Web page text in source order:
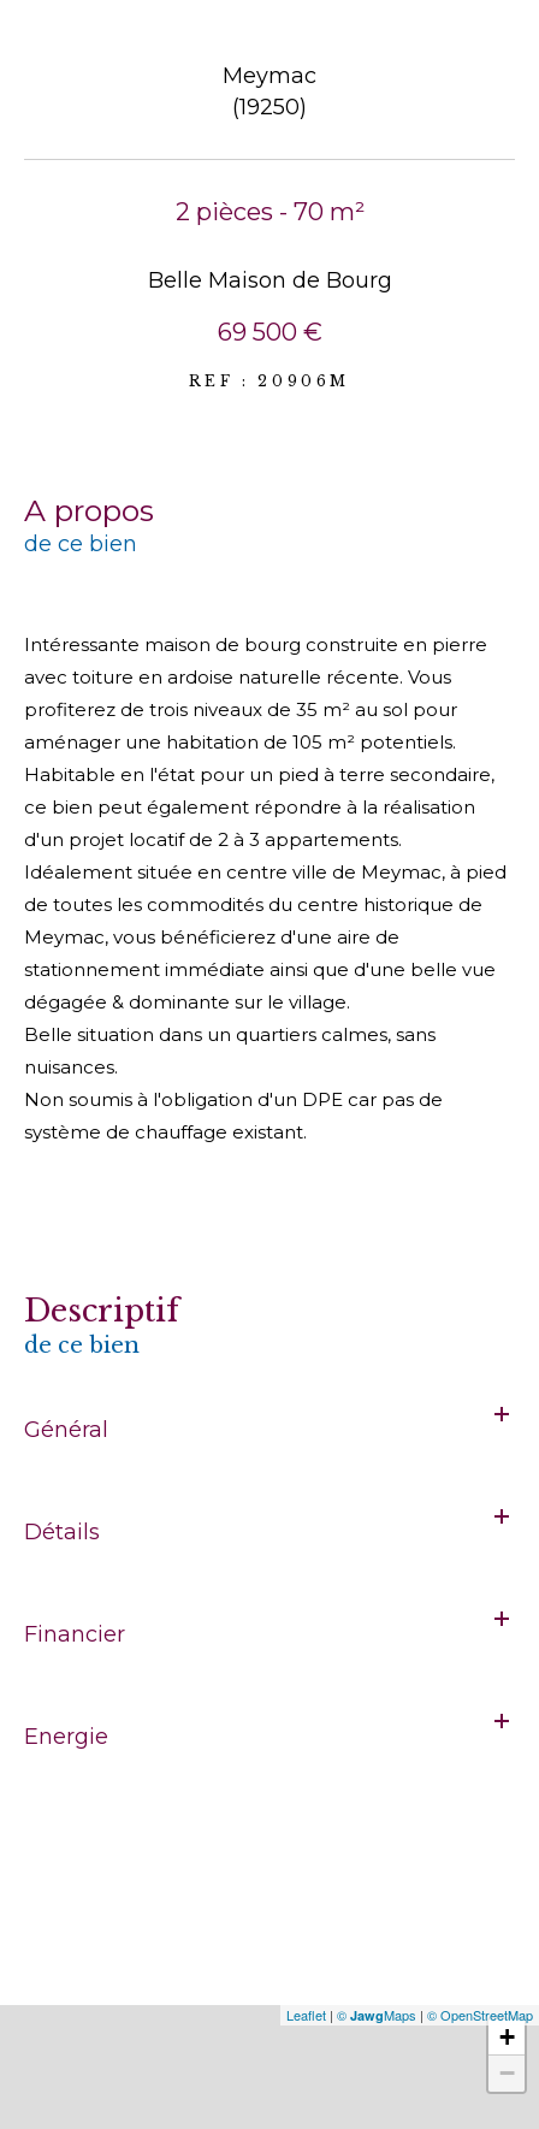
Meymac
(19250)
2 pièces - 70 m²
Belle Maison de Bourg
69 500 €
REF : 20906M
a propos
de ce bien
Intéressante maison de bourg construite en pierre
avec toiture en ardoise naturelle récente. Vous
profiterez de trois niveaux de 35 m² au sol pour
aménager une habitation de 105 m² potentiels.
Habitable en l'état pour un pied à terre secondaire,
ce bien peut également répondre à la réalisation
d'un projet locatif de 2 à 3 appartements.
Idéalement située en centre ville de Meymac, à pied
de toutes les commodités du centre historique de
Meymac, vous bénéficierez d'une aire de
stationnement immédiate ainsi que d'une belle vue
dégagée & dominante sur le village.
Belle situation dans un quartiers calmes, sans
nuisances.
Non soumis à l'obligation d'un DPE car pas de
système de chauffage existant.
descriptif
de ce bien
Général
Détails
Financier
Energie
+
−
Leaflet | © JawgMaps | © OpenStreetMap